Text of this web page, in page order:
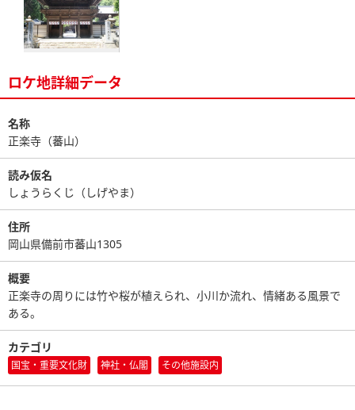
ロケ地詳細データ
名称
正楽寺（蕃山）
読み仮名
しょうらくじ（しげやま）
住所
岡山県備前市蕃山1305
概要
正楽寺の周りには竹や桜が植えられ、小川か流れ、情緒ある風景で
ある。
カテゴリ
国宝・重要文化財 神社・仏閣 その他施設内